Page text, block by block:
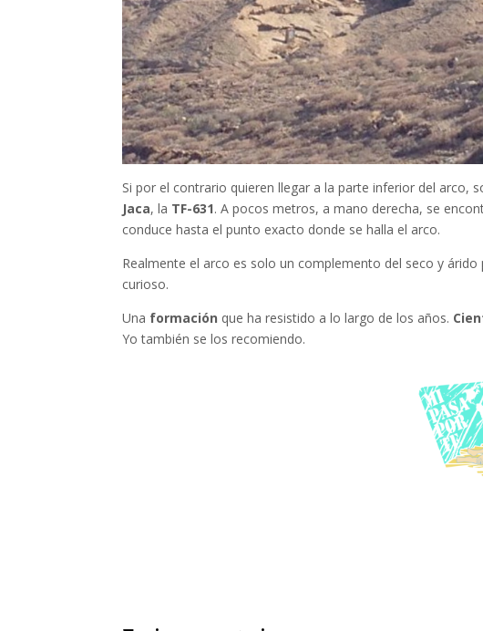
Si por el contrario quieren llegar a la parte inferior del arco,
Jaca, la TF-631. A pocos metros, a mano derecha, se
conduce hasta el punto exacto donde se halla el arco.
Realmente el arco es solo un complemento del seco y
curioso.
Una formación que ha resistido a lo largo de los años.
Yo también se los recomiendo.